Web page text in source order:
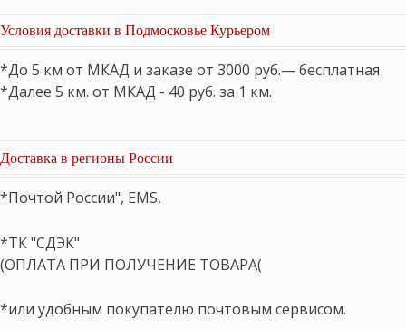
Условия доставки в Подмосковье Курьером
*До 5 км от МКАД и заказе от 3000 руб.— бесплатная
*Далее 5 км. от МКАД - 40 руб. за 1 км.
Доставка в регионы России
*Почтой России", EMS,
*ТК "СДЭК"
(ОПЛАТА ПРИ ПОЛУЧЕНИЕ ТОВАРА(
*или удобным покупателю почтовым сервисом.